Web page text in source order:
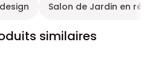
Salon de Jardin en
similaires